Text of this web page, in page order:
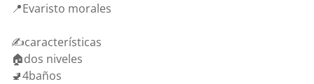
📍Evaristo morales
✍️características
🏠dos niveles
🚽4baños